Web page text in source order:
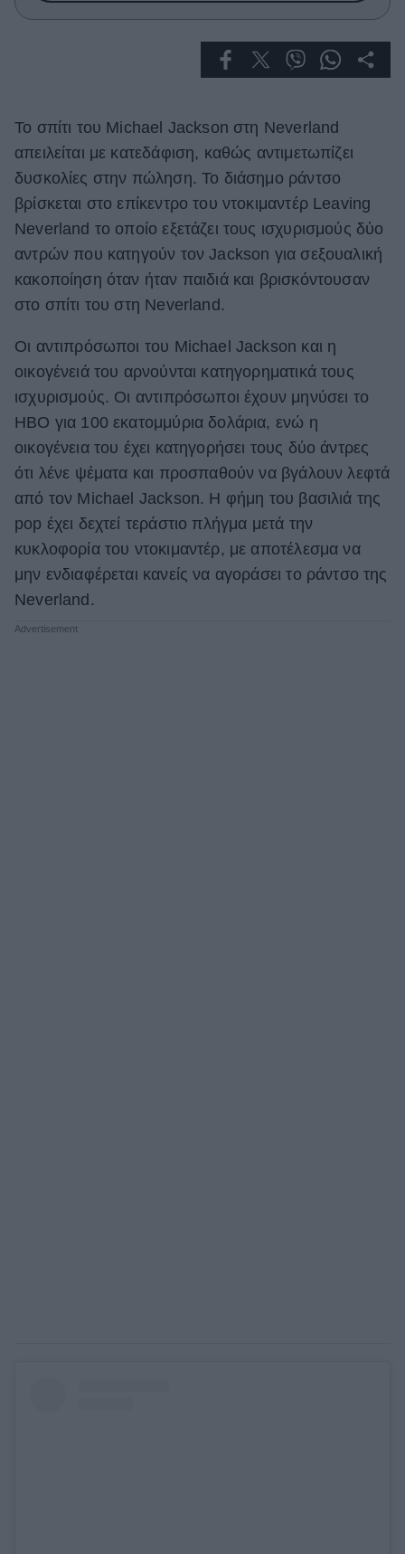
True Stories
Living
Deco
Cooking
Green
Αφιερώματα
ΒΟΞ
Χωρίς Ταμπέλες
Women's Forum
Hautes Grecians
Το σπίτι του Michael Jackson στη Neverland
απειλείται με κατεδάφιση, καθώς αντιμετωπίζει
δυσκολίες στην πώληση. Το διάσημο ράντσο
βρίσκεται στο επίκεντρο του ντοκιμαντέρ Leaving
Neverland το οποίο εξετάζει τους ισχυρισμούς δύο
αντρών που κατηγούν τον Jackson για σεξουαλική
κακοποίηση όταν ήταν παιδιά και βρισκόντουσαν
στο σπίτι του στη Neverland.
Οι αντιπρόσωποι του Michael Jackson και η
οικογένειά του αρνούνται κατηγορηματικά τους
ισχυρισμούς. Οι αντιπρόσωποι έχουν μηνύσει το
HBO για 100 εκατομμύρια δολάρια, ενώ η
οικογένεια του έχει κατηγορήσει τους δύο άντρες
ότι λένε ψέματα και προσπαθούν να βγάλουν λεφτά
από τον Michael Jackson. H φήμη του βασιλιά της
pop έχει δεχτεί τεράστιο πλήγμα μετά την
κυκλοφορία του ντοκιμαντέρ, με αποτέλεσμα να
μην ενδιαφέρεται κανείς να αγοράσει το ράντσο της
Neverland.